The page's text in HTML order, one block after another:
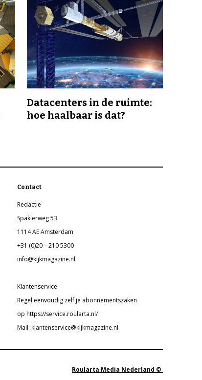
Datacenters in de ruimte:
hoe haalbaar is dat?
Contact
Redactie
Spaklerweg 53
1114 AE Amsterdam
+31 (0)20 – 210 5300
info@kijkmagazine.nl
Klantenservice
Regel eenvoudig zelf je abonnementszaken
op https://service.roularta.nl/
Mail: klantenservice@kijkmagazine.nl
Roularta Media Nederland ©